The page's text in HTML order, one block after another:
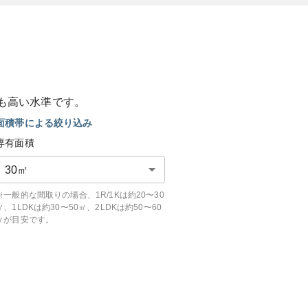
高い水準です。
積帯による絞り込み
有面積
30㎡
般的な間取りの場合、1R/1Kは約20〜30
、1LDKは約30〜50㎡、2LDKは約50〜60
が目安です。